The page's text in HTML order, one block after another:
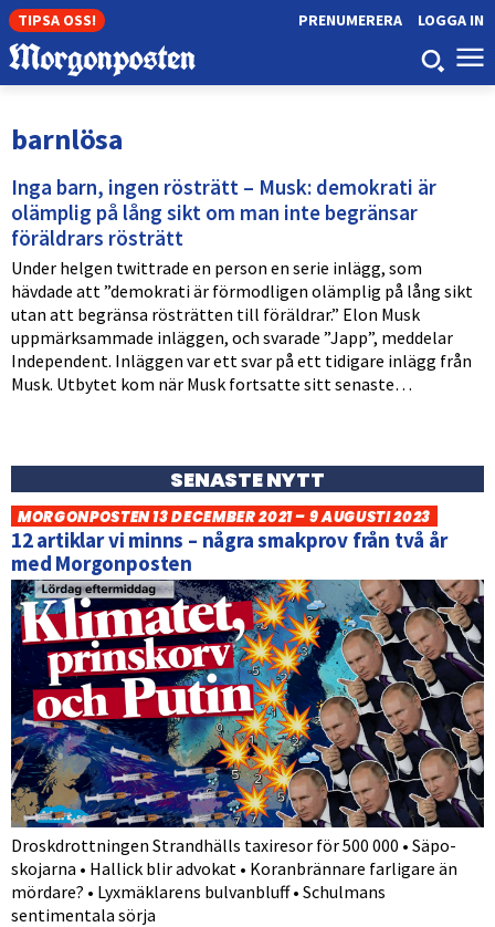
TIPSA OSS! LOGGA IN
PRENUMERERA
barnlösa
Inga barn, ingen rösträtt – Musk: demokrati är
olämplig på lång sikt om man inte begränsar
föräldrars rösträtt
Under helgen twittrade en person en serie inlägg, som
hävdade att ”demokrati är förmodligen olämplig på lång sikt
utan att begränsa rösträtten till föräldrar.” Elon Musk
uppmärksammade inläggen, och svarade ”Japp”, meddelar
Independent. Inläggen var ett svar på ett tidigare inlägg från
Musk. Utbytet kom när Musk fortsatte sitt senaste…
SENASTE NYTT
MORGONPOSTEN 13 DECEMBER 2021 – 9 AUGUSTI 2023
12 artiklar vi minns – några smakprov från två år
med Morgonposten
Droskdrottningen Strandhälls taxiresor för 500 000 • Säpo-
skojarna • Hallick blir advokat • Koranbrännare farligare än
mördare? • Lyxmäklarens bulvanbluff • Schulmans
sentimentala sörja